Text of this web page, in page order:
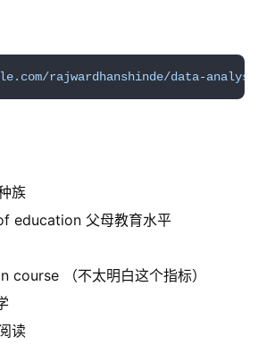
rajwardhanshinde/data-
族
education 父母教育水平
（不太明白这个指标）
读